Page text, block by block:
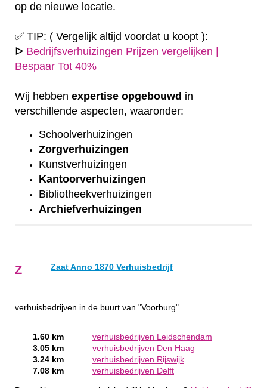
op de nieuwe locatie.
✅ TIP: ( Vergelijk altijd voordat u koopt ):
ᐅ Bedrijfsverhuizingen Prijzen vergelijken |
Bespaar Tot 40%
Wij hebben expertise opgebouwd in
verschillende aspecten, waaronder:
Schoolverhuizingen
Zorgverhuizingen
Kunstverhuizingen
Kantoorverhuizingen
Bibliotheekverhuizingen
Archiefverhuizingen
Z Zaat Anno 1870 Verhuisbedrijf
verhuisbedrijven in de buurt van "Voorburg"
1.60 km
verhuisbedrijven Leidschendam
3.05 km
verhuisbedrijven Den Haag
3.24 km
verhuisbedrijven Rijswijk
7.08 km
verhuisbedrijven Delft